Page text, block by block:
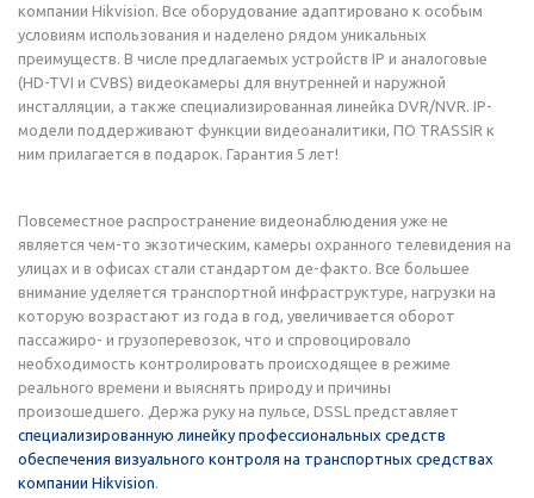
компании Hikvision. Все оборудование адаптировано к особым
условиям использования и наделено рядом уникальных
преимуществ. В числе предлагаемых устройств IP и аналоговые
(HD-TVI и CVBS) видеокамеры для внутренней и наружной
инсталляции, а также специализированная линейка DVR/NVR. IP-
модели поддерживают функции видеоаналитики, ПО TRASSIR к
ним прилагается в подарок. Гарантия 5 лет!
Повсеместное распространение видеонаблюдения уже не
является чем-то экзотическим, камеры охранного телевидения на
улицах и в офисах стали стандартом де-факто. Все большее
внимание уделяется транспортной инфраструктуре, нагрузки на
которую возрастают из года в год, увеличивается оборот
пассажиро- и грузоперевозок, что и спровоцировало
необходимость контролировать происходящее в режиме
реального времени и выяснять природу и причины
произошедшего. Держа руку на пульсе, DSSL представляет
специализированную линейку профессиональных средств
обеспечения визуального контроля на транспортных средствах
компании Hikvision.